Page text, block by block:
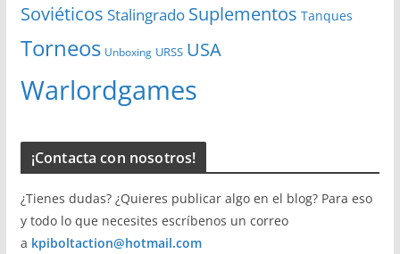
Soviéticos Stalingrado Suplementos Tanques
Torneos Unboxing URSS USA
Warlordgames
¡Contacta con nosotros!
¿Tienes dudas? ¿Quieres publicar algo en el blog? Para eso
y todo lo que necesites escríbenos un correo
a kpiboltaction@hotmail.com